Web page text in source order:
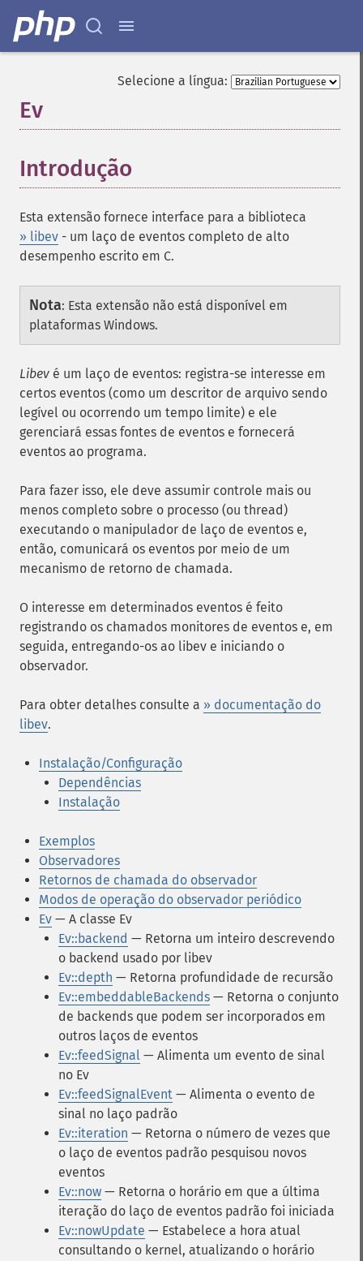
Selecione a língua:
Ev
Introdução
Esta extensão fornece interface para a biblioteca
» libev - um laço de eventos completo de alto
desempenho escrito em C.
Nota: Esta extensão não está disponível em
plataformas Windows.
Libev é um laço de eventos: registra-se interesse em
certos eventos (como um descritor de arquivo sendo
legível ou ocorrendo um tempo limite) e ele
gerenciará essas fontes de eventos e fornecerá
eventos ao programa.
Para fazer isso, ele deve assumir controle mais ou
menos completo sobre o processo (ou thread)
executando o manipulador de laço de eventos e,
então, comunicará os eventos por meio de um
mecanismo de retorno de chamada.
O interesse em determinados eventos é feito
registrando os chamados monitores de eventos e, em
seguida, entregando-os ao libev e iniciando o
observador.
Para obter detalhes consulte a » documentação do
libev.
Instalação/Configuração
Dependências
Instalação
Exemplos
Observadores
Retornos de chamada do observador
Modos de operação do observador periódico
Ev — A classe Ev
Ev::backend — Retorna um inteiro descrevendo
o backend usado por libev
Ev::depth — Retorna profundidade de recursão
Ev::embeddableBackends — Retorna o conjunto
de backends que podem ser incorporados em
outros laços de eventos
Ev::feedSignal — Alimenta um evento de sinal
no Ev
Ev::feedSignalEvent — Alimenta o evento de
sinal no laço padrão
Ev::iteration — Retorna o número de vezes que
o laço de eventos padrão pesquisou novos
eventos
Ev::now — Retorna o horário em que a última
iteração do laço de eventos padrão foi iniciada
Ev::nowUpdate — Estabelece a hora atual
consultando o kernel, atualizando o horário